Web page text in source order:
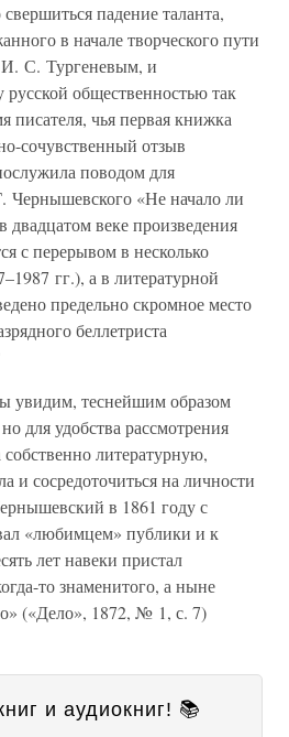
падение таланта,
в начале творческого пути
С. Тургеневым, и
общественностью так
писателя, чья первая книжка
сочувственный отзыв
поводом для
Чернышевского «Не начало ли
двадцатом веке произведения
с перерывом в несколько
гг.), а в литературной
предельно скромное место
беллетриста
увидим, теснейшим образом
для удобства рассмотрения
собственно литературную,
и сосредоточиться на личности
в 1861 году с
«любимцем» публики и к
лет навеки пристал
то знаменитого, а ныне
(«Дело», 1872, № 1, с. 7)
и аудиокниг! 📚